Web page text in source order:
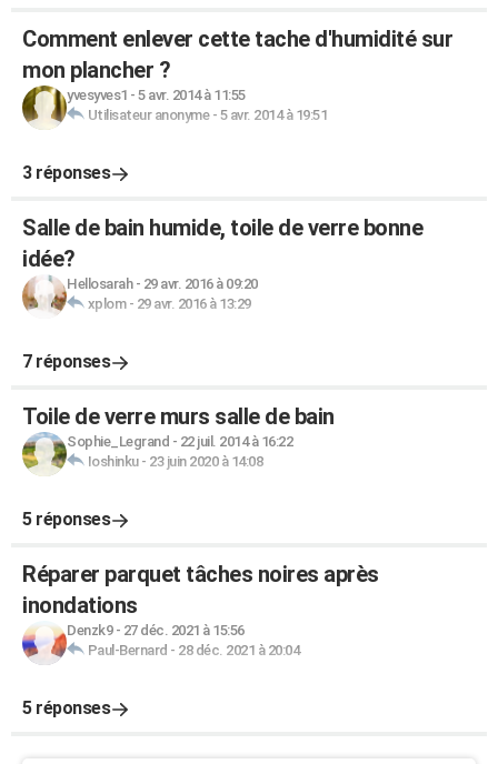
Comment enlever cette tache d'humidité sur
mon plancher ?
yvesyves1 - 5 avr. 2014 à 11:55
Utilisateur anonyme- 5 avr. 2014 à 19:51
3 réponses
Salle de bain humide, toile de verre bonne
idée?
Hellosarah- 29 avr. 2016 à 09:20
xplom- 29 avr. 2016 à 13:29
7 réponses
Toile de verre murs salle de bain
Sophie_Legrand - 22 juil. 2014 à 16:22
Ioshinku- 23 juin 2020 à 14:08
5 réponses
Réparer parquet tâches noires après
inondations
Denzk9- 27 déc. 2021 à 15:56
Paul-Bernard - 28 déc. 2021 à 20:04
5 réponses